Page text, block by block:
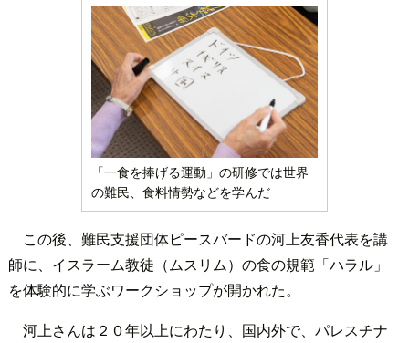
「一食を捧げる運動」の研修では世界
の難民、食料情勢などを学んだ
この後、難民支援団体ピースバードの河上友香代表を講
師に、イスラーム教徒（ムスリム）の食の規範「ハラル」
を体験的に学ぶワークショップが開かれた。
河上さんは２０年以上にわたり、国内外で、パレスチナ